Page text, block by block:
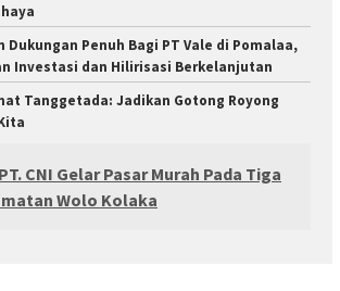
Dukungan Penuh Bagi PT Vale di Pomalaa,
Investasi dan Hilirisasi Berkelanjutan
Tanggetada: Jadikan Gotong Royong
PT. CNI Gelar Pasar Murah Pada Tiga
Wolo Kolaka